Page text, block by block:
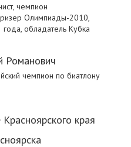
чемпион
Олимпиады-2010,
обладатель Кубка
Романович
чемпион по биатлону
края